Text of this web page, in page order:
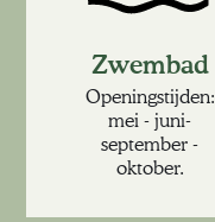
Zwembad
Openingstijden:
mei - juni-
september -
oktober.